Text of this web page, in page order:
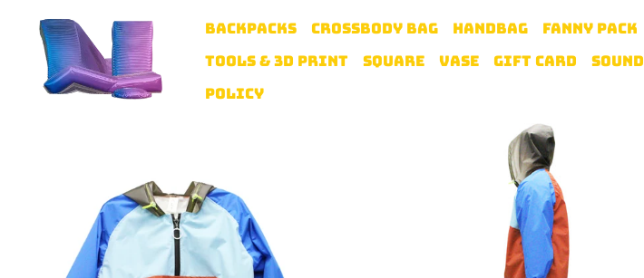
BACKPACKS CROSSBODY BAG HANDBAG FANNY PACK
TOOLS & 3D PRINT
SQUARE VASE GIFT CARD SOUND
POLICY